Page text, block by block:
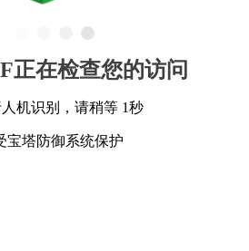
正在检查您的访问
机识别，请稍等 1秒
宝塔防御系统保护